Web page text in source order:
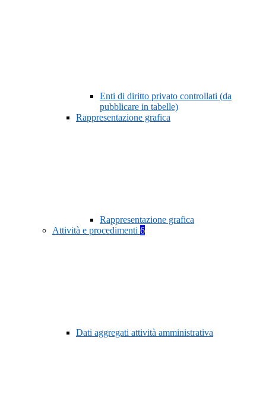
Enti di diritto privato controllati (da
pubblicare in tabelle)
Rappresentazione grafica
Rappresentazione grafica
Attività e procedimenti 6
Dati aggregati attività amministrativa